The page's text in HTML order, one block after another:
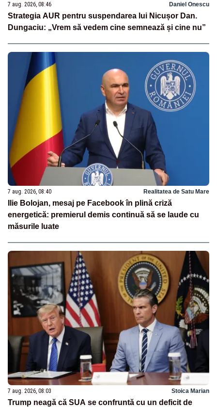
7 aug. 2026, 08:46 Daniel Onescu
Strategia AUR pentru suspendarea lui Nicușor Dan.
Dungaciu: „Vrem să vedem cine semnează și cine nu”
7 aug. 2026, 08:40 Realitatea de Satu Mare
Ilie Bolojan, mesaj pe Facebook în plină criză
energetică: premierul demis continuă să se laude cu
măsurile luate
7 aug. 2026, 08:03 Stoica Marian
Trump neagă că SUA se confruntă cu un deficit de